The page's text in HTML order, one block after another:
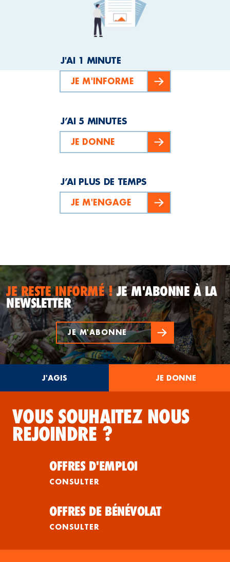
J'AI 1 MINUTE
JE M'INFORME
J’AI 5 MINUTES
JE DONNE
J’AI PLUS DE TEMPS
JE M'ENGAGE
JE RESTE INFORMÉ !JE M'ABONNE À LA
NEWSLETTER
JE M'ABONNE
J'AGIS JE DONNE
VOUS SOUHAITEZ NOUS
REJOINDRE ?
OFFRES D'EMPLOI
CONSULTER
OFFRES DE BÉNÉVOLAT
CONSULTER